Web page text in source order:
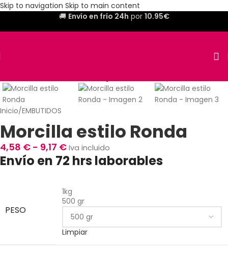
Skip to navigation Skip to main content
🚚 Envío en frío 24h por 10.95€
Inicio/EMBUTIDOS
Morcilla estilo Ronda
4,58 € - 9,17 € Iva incluido
Envío en 72 hrs laborables
PESO
1kg
500 gr
Limpiar